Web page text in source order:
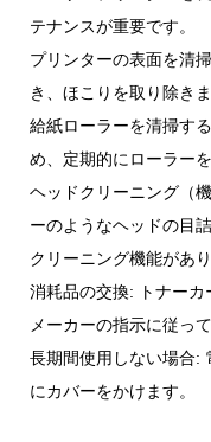
テナンスが重要です。
プリンターの表面を清
き、ほこりを取り除きま
給紙ローラーを清掃す
め、定期的にローラーを
ヘッドクリーニング（
ーのようなヘッドの目
クリーニング機能があり
消耗品の交換: トナーカ
メーカーの指示に従っ
長期間使用しない場合:
にカバーをかけます。